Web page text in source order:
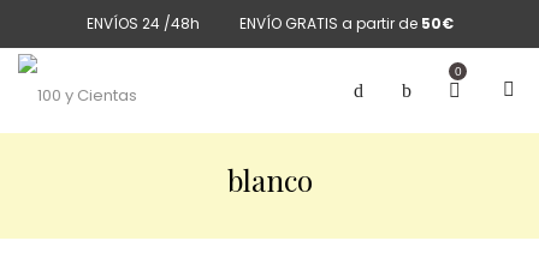
ENVÍOS 24 /48h ENVÍO GRATIS a partir de 50€
0
blanco